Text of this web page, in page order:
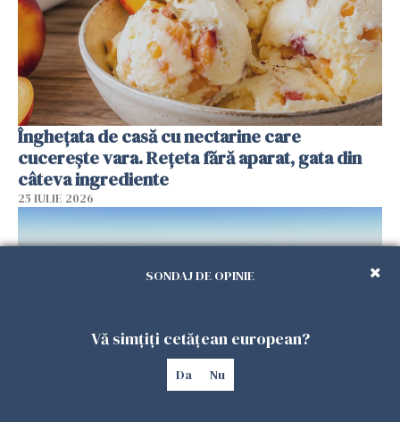
Înghețata de casă cu nectarine care
cucerește vara. Rețeta fără aparat, gata din
câteva ingrediente
25 IULIE 2026
SONDAJ DE OPINIE
Vă simțiți cetățean european?
Da Nu